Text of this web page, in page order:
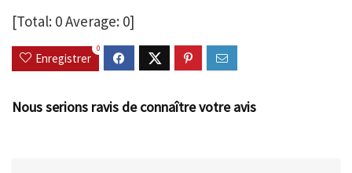
[Total: 0Average: 0]
Enregistrer
0
Nous serions ravis de connaître votre avis